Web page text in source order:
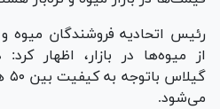
رئیس اتحادیه فروشندگان میوه
از میوه‌ها در بازار، اظهار کرد:
می‌شود.